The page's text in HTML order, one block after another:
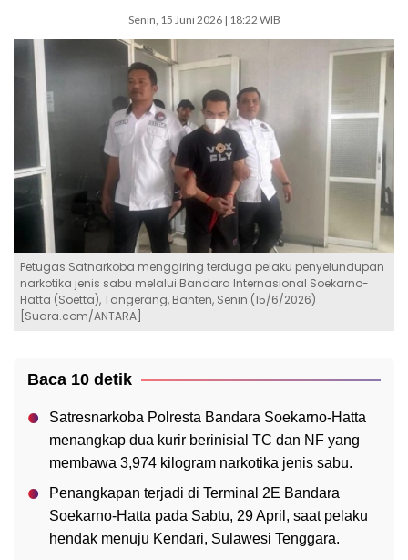
Senin, 15 Juni 2026 | 18:22 WIB
Petugas Satnarkoba menggiring terduga pelaku penyelundupan
narkotika jenis sabu melalui Bandara Internasional Soekarno-
Hatta (Soetta), Tangerang, Banten, Senin (15/6/2026)
[Suara.com/ANTARA]
Baca 10 detik
Satresnarkoba Polresta Bandara Soekarno-Hatta
menangkap dua kurir berinisial TC dan NF yang
membawa 3,974 kilogram narkotika jenis sabu.
Penangkapan terjadi di Terminal 2E Bandara
Soekarno-Hatta pada Sabtu, 29 April, saat pelaku
hendak menuju Kendari, Sulawesi Tenggara.